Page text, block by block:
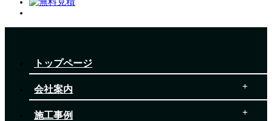
トップページ
会社案内
施工事例